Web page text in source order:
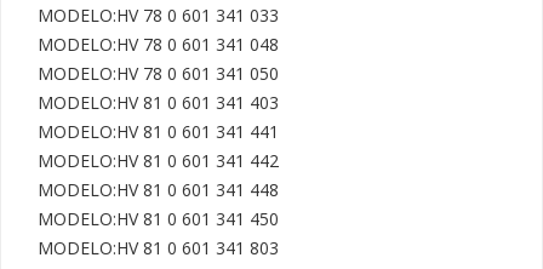
MODELO:HV 78 0 601 341 033
MODELO:HV 78 0 601 341 048
MODELO:HV 78 0 601 341 050
MODELO:HV 81 0 601 341 403
MODELO:HV 81 0 601 341 441
MODELO:HV 81 0 601 341 442
MODELO:HV 81 0 601 341 448
MODELO:HV 81 0 601 341 450
MODELO:HV 81 0 601 341 803